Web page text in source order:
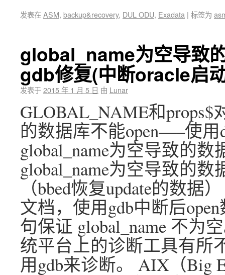
发表在ASM, backup&recovery, DUL ODU, Exadata | 标签为
global_name为空导致
gdb修复(中断oracle启
发表于2015 年 1 月 5 日 由 Lunar
GLOBAL_NAME和props$
的数据库不能open—–使
global_name为空导致的
global_name为空导致的
（bbed恢复update的数
文档，使用gdb中断后
句保证 global_name 不为
统平台上的诊断工具有所
用gdb来诊断。 AIX（Big